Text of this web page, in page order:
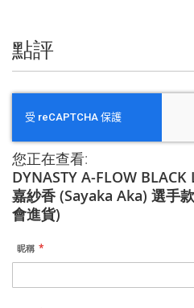
點評
您正在查看:
DYNASTY A-FLOW
嘉紗香 (Sayaka Aka) 選手
會進貨)
昵稱